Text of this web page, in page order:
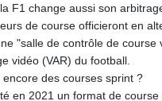
F1 change aussi son
de course officieront en
"salle de contrôle de course
vidéo (VAR) du football.
encore des courses sprint ?
en 2021 un format de